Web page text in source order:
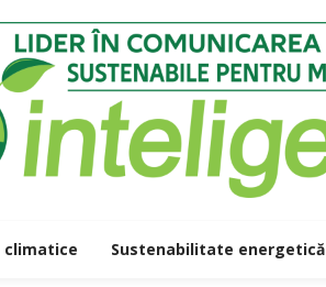
climatice Sustenabilitate energetică